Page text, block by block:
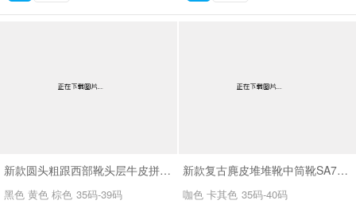
新款圆头粗跟西部靴头层牛皮拼接皮带扣短筒靴SA6002
黑色 黄色 棕色 35码-39码
新款复古麂皮堆堆靴中筒靴SA7320-16
咖色 卡其色 35码-40码